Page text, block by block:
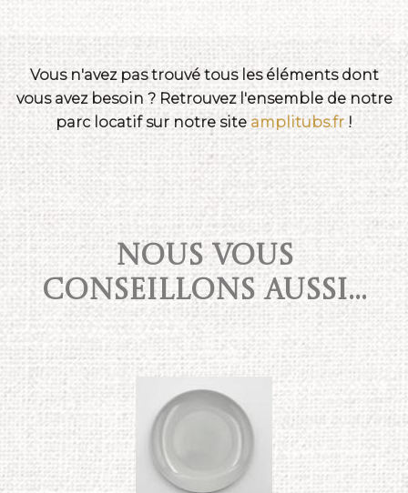
Vous n'avez pas trouvé tous les éléments dont
vous avez besoin ? Retrouvez l'ensemble de notre
parc locatif sur notre siteamplitubs.fr!
NOUS VOUS
CONSEILLONS AUSSI...